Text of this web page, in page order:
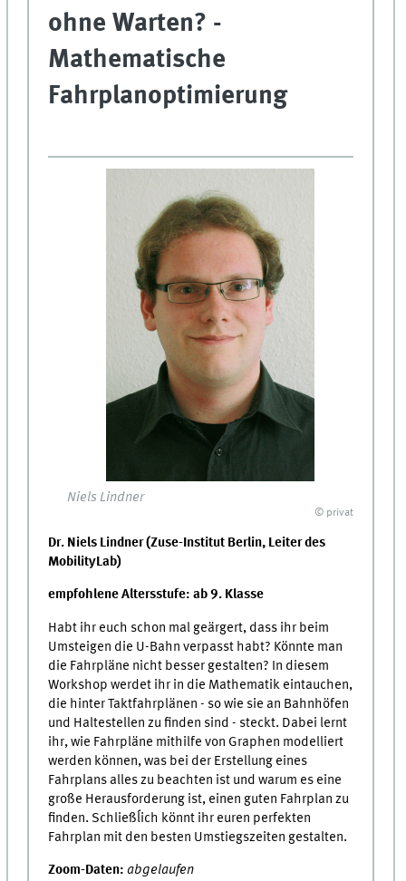
ohne Warten? -
Mathematische
Fahrplanoptimierung
Niels Lindner
© privat
Dr. Niels Lindner (Zuse-Institut Berlin, Leiter des
MobilityLab)
empfohlene Altersstufe: ab 9. Klasse
Habt ihr euch schon mal geärgert, dass ihr beim
Umsteigen die U-Bahn verpasst habt? Könnte man
die Fahrpläne nicht besser gestalten? In diesem
Workshop werdet ihr in die Mathematik eintauchen,
die hinter Taktfahrplänen - so wie sie an Bahnhöfen
und Haltestellen zu finden sind - steckt. Dabei lernt
ihr, wie Fahrpläne mithilfe von Graphen modelliert
werden können, was bei der Erstellung eines
Fahrplans alles zu beachten ist und warum es eine
große Herausforderung ist, einen guten Fahrplan zu
finden. Schließĺich könnt ihr euren perfekten
Fahrplan mit den besten Umstiegszeiten gestalten.
Zoom-Daten: abgelaufen